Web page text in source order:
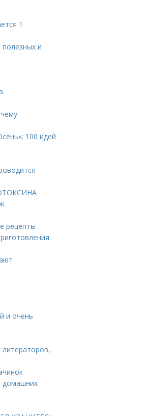
1
и
100 идей
рецепты
и очень
домашних